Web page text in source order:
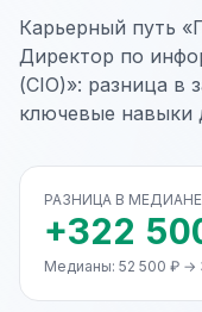
Карьерный путь
Директор по
(CIO)»: разница в
ключевые навыки
РАЗНИЦА В
+322
Медианы: 52 500 ₽ →